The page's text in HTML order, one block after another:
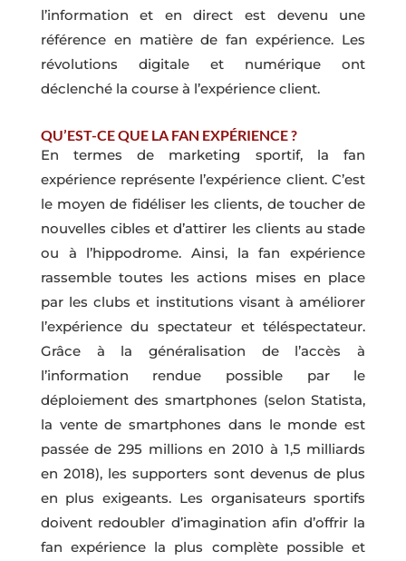
l’information et en direct est devenu une
référence en matière de fan expérience. Les
révolutions digitale et numérique ont
déclenché la course à l’expérience client.
QU’EST-CE QUE LA FAN EXPÉRIENCE ?
En termes de marketing sportif, la fan
expérience représente l’expérience client. C’est
le moyen de fidéliser les clients, de toucher de
nouvelles cibles et d’attirer les clients au stade
ou à l’hippodrome. Ainsi, la fan expérience
rassemble toutes les actions mises en place
par les clubs et institutions visant à améliorer
l’expérience du spectateur et téléspectateur.
Grâce à la généralisation de l’accès à
l’information rendue possible par le
déploiement des smartphones (selon Statista,
la vente de smartphones dans le monde est
passée de 295 millions en 2010 à 1,5 milliards
en 2018), les supporters sont devenus de plus
en plus exigeants. Les organisateurs sportifs
doivent redoubler d’imagination afin d’offrir la
fan expérience la plus complète possible et